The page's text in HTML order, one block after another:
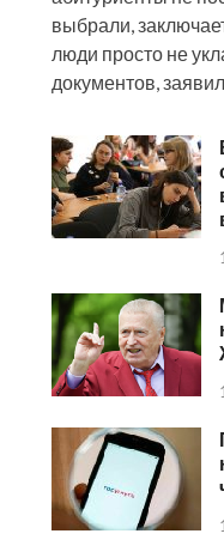
выбрали,
люди просто не
документов,